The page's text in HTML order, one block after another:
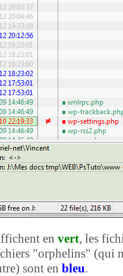
en vert, les
"orphelins" (qui
sont en bleu.